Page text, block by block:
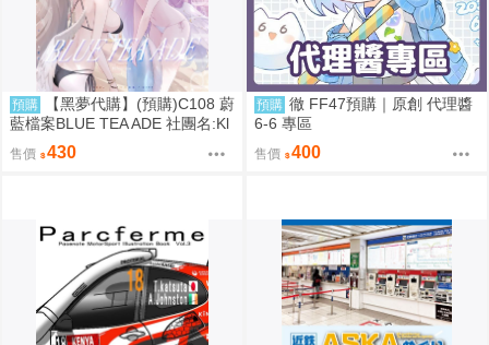
預購
【黑夢代購】(預購)C108 蔚
藍檔案BLUE TEA ADE 社團名:Kl
ee-on 繪師:Klee-on
售價 430
預購 徹 FF47預購｜原創 代理醬
6-6 專區
售價 400